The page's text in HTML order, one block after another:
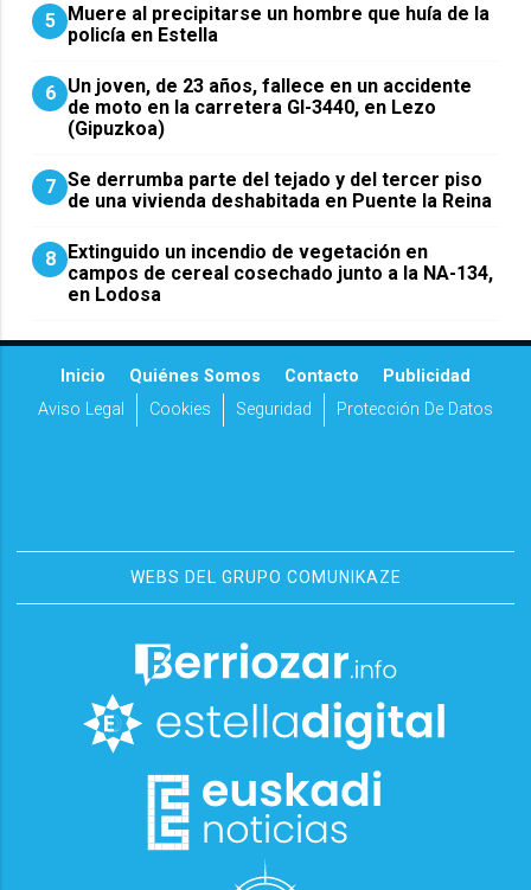
5 Muere al precipitarse un hombre que huía de la
policía en Estella
6 Un joven, de 23 años, fallece en un accidente
de moto en la carretera GI-3440, en Lezo
(Gipuzkoa)
7 Se derrumba parte del tejado y del tercer piso
de una vivienda deshabitada en Puente la Reina
8 Extinguido un incendio de vegetación en
campos de cereal cosechado junto a la NA-134,
en Lodosa
Inicio Quiénes Somos Contacto
Publicidad
Aviso Legal
Cookies Seguridad Protección De Datos
WEBS DEL GRUPO COMUNIKAZE